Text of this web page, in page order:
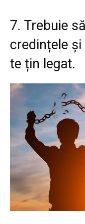
7. Trebuie
credințele
te țin legat.